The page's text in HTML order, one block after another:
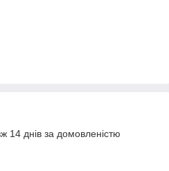
14 днів за домовленістю